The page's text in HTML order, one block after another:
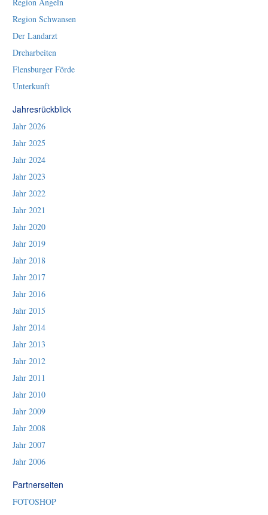
Region Schwansen
Der Landarzt
Dreharbeiten
Flensburger Förde
Unterkunft
Jahresrückblick
Jahr 2026
Jahr 2025
Jahr 2024
Jahr 2023
Jahr 2022
Jahr 2021
Jahr 2020
Jahr 2019
Jahr 2018
Jahr 2017
Jahr 2016
Jahr 2015
Jahr 2014
Jahr 2013
Jahr 2012
Jahr 2011
Jahr 2010
Jahr 2009
Jahr 2008
Jahr 2007
Jahr 2006
Partnerseiten
FOTOSHOP